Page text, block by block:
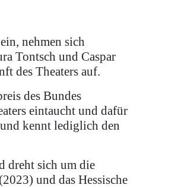
nehmen sich
Tontsch und Caspar
des Theaters auf.
des Bundes
eintaucht und dafür
kennt lediglich den
dreht sich um die
und das Hessische